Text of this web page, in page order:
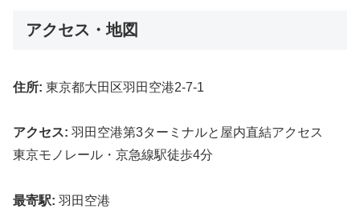
アクセス・地図
住所: 東京都大田区羽田空港2-7-1
アクセス: 羽田空港第3ターミナルと屋内直結アクセス
東京モノレール・京急線駅徒歩4分
最寄駅: 羽田空港